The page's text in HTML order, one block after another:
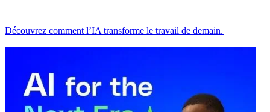
Découvrez comment l’IA transforme le travail de demain.​​